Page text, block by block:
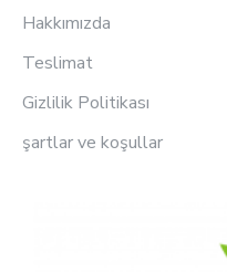
Hakkımızda
Teslimat
Gizlilik Politikası
şartlar ve koşullar